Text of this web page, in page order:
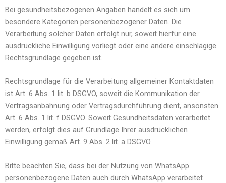
Bei gesundheitsbezogenen Angaben handelt es sich um
besondere Kategorien personenbezogener Daten. Die
Verarbeitung solcher Daten erfolgt nur, soweit hierfür eine
ausdrückliche Einwilligung vorliegt oder eine andere einschlägige
Rechtsgrundlage gegeben ist.
Rechtsgrundlage für die Verarbeitung allgemeiner Kontaktdaten
ist Art. 6 Abs. 1 lit. b DSGVO, soweit die Kommunikation der
Vertragsanbahnung oder Vertragsdurchführung dient, ansonsten
Art. 6 Abs. 1 lit. f DSGVO. Soweit Gesundheitsdaten verarbeitet
werden, erfolgt dies auf Grundlage Ihrer ausdrücklichen
Einwilligung gemäß Art. 9 Abs. 2 lit. a DSGVO.
Bitte beachten Sie, dass bei der Nutzung von WhatsApp
personenbezogene Daten auch durch WhatsApp verarbeitet